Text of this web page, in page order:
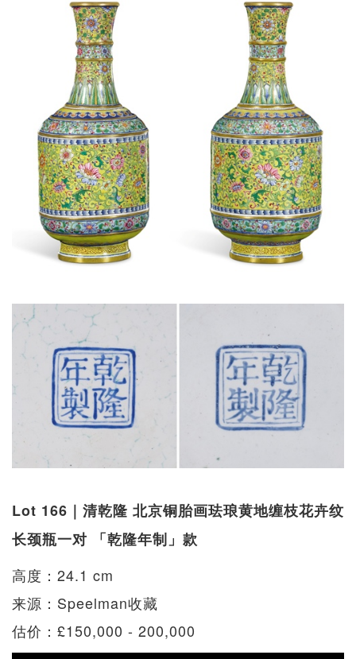
Lot 166｜清乾隆 北京铜胎画珐琅黄地缠枝花卉纹
长颈瓶一对 「乾隆年制」款
高度：24.1 cm
来源：Speelman收藏
估价：£150,000 - 200,000